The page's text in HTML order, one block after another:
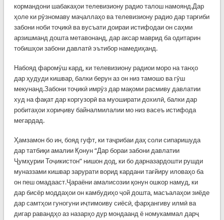
кормандони шабакаҳои телевизиону радио талош намоянд.Дар
ҳоле ки рӯзномаву маҷаллаҳо ва телевизиону радио дар тарғиби
забони ноби тоҷикӣ ва вусъати доираи истифодаи он саҳми
арзишманд дошта метавонанд, дар аксар маврид ба одитарин
тобишҳои забони давлатӣ эътибор намедиҳанд.
Набояд фаромӯш кард, ки телевизиону радиои моро на танҳо
дар ҳудуди кишвар, балки берун аз он низ тамошо ва гӯш
мекунанд.Забони тоҷикӣ имрӯз дар мақоми расмиву давлатии
худ на фақат дар коргузорӣ ва муоширати дохилӣ, балки дар
робитаҳои хориҷиву байналмилалии мо низ васеъ истифода
мегардад.
Ҳамзамон бо ин, бояд гуфт, ки таҷрибаи даҳ соли сипаришуда
дар татбиқи амалии Қонун “Дар бораи забони давлатии
Ҷумҳурии Тоҷикистон” нишон дод, ки бо дарназардошти рушди
муназзами кишвар зарурати ворид кардани тағйиру иловаҳо ба
он пеш омадааст.Ҷараёни амалисозии қонун ошкор намуд, ки
дар бисёр моддаҳои он камбудиҳо ҷой дошта, масъалаҳои зиёде
дар самтҳои гуногуни иҷтимоиву сиёсӣ, фарҳангиву илмӣ ва
дигар равандҳо аз назарҳо дур мондаанд ё номукаммал дарҷ